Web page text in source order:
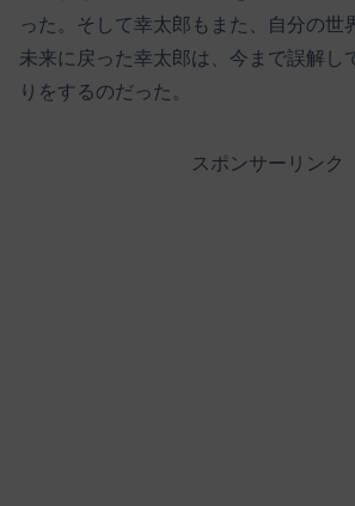
った。そして幸太郎もまた、自分の世
未来に戻った幸太郎は、今まで誤解し
りをするのだった。
スポンサーリンク